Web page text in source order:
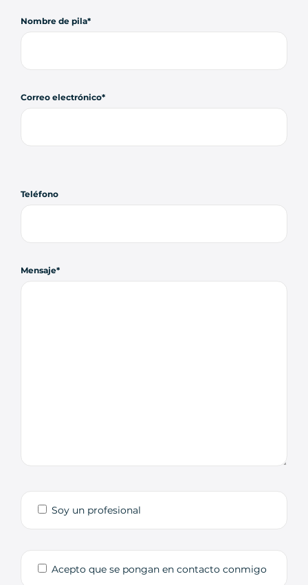
Nombre de pila
Correo electrónico
Teléfono
Mensaje
Soy un profesional
Acepto que se pongan en contacto conmigo